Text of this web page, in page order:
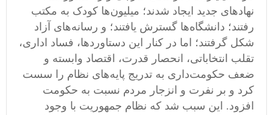
نهادهای جدید ایجاد شدند؛ میلیون‌ها کودک به مکتب
رفتند؛ دانشگاه‌ها گسترش یافتند؛ و رسانه‌های آزاد
شکل گرفتند؛ اما در کنار این دستاوردها، فساد اداری،
تقلب انتخاباتی، انحصار قدرت، اقتصاد وابسته و
ضعف حکومت‌داری به تدریج پایه‌های نظام را سست
کرد و بر نفرت و انزجار مردم نسبت به حکومت
افزود. این سبب شد که نظام جمهوریت با وجود